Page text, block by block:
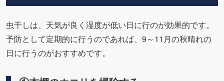
虫干しは、天気が良く湿度が低い日に行のが効果的です。
予防として定期的に行うのであれば、9～11月の秋晴れの
日に行うのがおすすめです。